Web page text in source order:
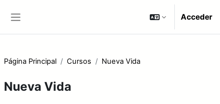
Acceder
Página Principal Cursos Nueva Vida
Nueva Vida